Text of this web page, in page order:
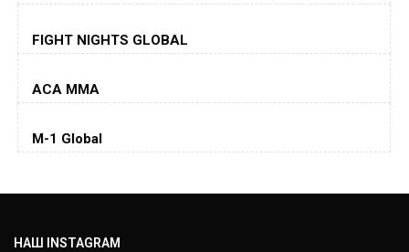
Jorge Masvidal
Колби Ковингтон
FIGHT NIGHTS GLOBAL
ACA MMA
M-1 Global
НАШ INSTAGRAM